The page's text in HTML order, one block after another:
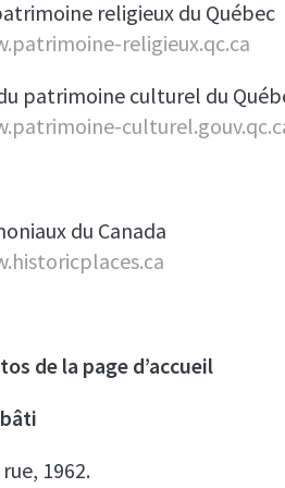
religieux du Québec
religieux.qc.ca
patrimoine culturel du
du Canada
de la page d’accueil
1962.